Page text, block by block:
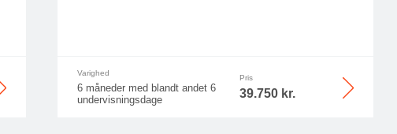
Varighed
6 måneder med blandt andet 6
undervisningsdage
Pris
39.750 kr.